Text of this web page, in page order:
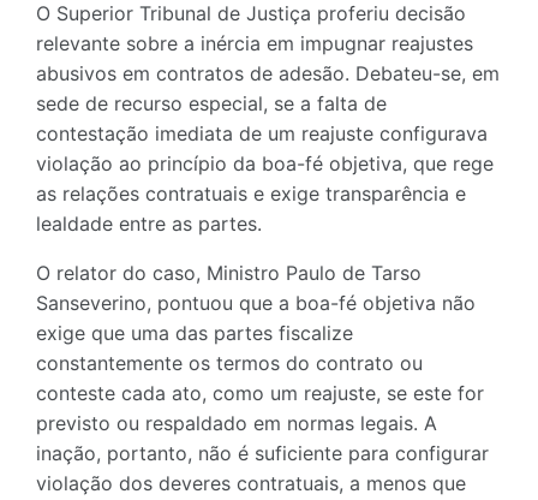
O Superior Tribunal de Justiça proferiu decisão
relevante sobre a inércia em impugnar reajustes
abusivos em contratos de adesão. Debateu-se, em
sede de recurso especial, se a falta de
contestação imediata de um reajuste configurava
violação ao princípio da boa-fé objetiva, que rege
as relações contratuais e exige transparência e
lealdade entre as partes.
O relator do caso, Ministro Paulo de Tarso
Sanseverino, pontuou que a boa-fé objetiva não
exige que uma das partes fiscalize
constantemente os termos do contrato ou
conteste cada ato, como um reajuste, se este for
previsto ou respaldado em normas legais. A
inação, portanto, não é suficiente para configurar
violação dos deveres contratuais, a menos que